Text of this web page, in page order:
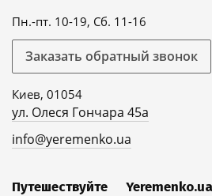
Пн.-пт. 10-19, Сб. 11-16
Заказать обратный звонок
Киев, 01054
ул. Олеся Гончара 45а
info@yeremenko.ua
Путешествуйте Yeremenko.ua